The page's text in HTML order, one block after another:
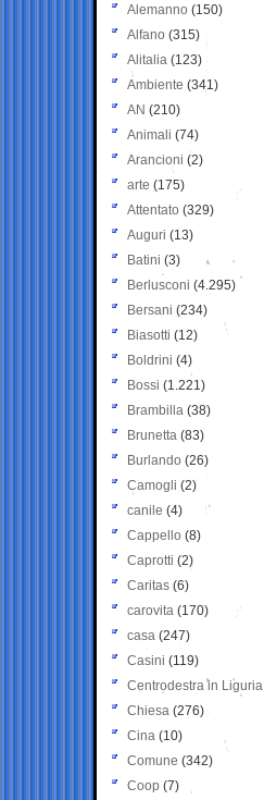
Alemanno (150)
Alfano (315)
Alitalia (123)
Ambiente (341)
AN (210)
Animali (74)
Arancioni (2)
arte (175)
Attentato (329)
Auguri (13)
Batini (3)
Berlusconi (4.295)
Bersani (234)
Biasotti (12)
Boldrini (4)
Bossi (1.221)
Brambilla (38)
Brunetta (83)
Burlando (26)
Camogli (2)
canile (4)
Cappello (8)
Caprotti (2)
Caritas (6)
carovita (170)
casa (247)
Casini (119)
Centrodestra in Liguria
Chiesa (276)
Cina (10)
Comune (342)
Coop (7)